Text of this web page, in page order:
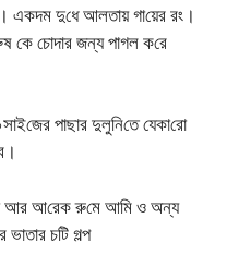
একদম দু‌ধে আলতায় গা‌য়ের রং।
কে চোদার জন্য পাগল ক‌রে
পাছার দুলু‌নি‌তে যেকা‌রো
আর আ‌রেক রু‌মে আ‌মি ও অন্য
চটি গল্প